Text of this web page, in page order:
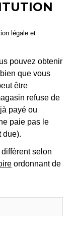
légale et
pouvez obtenir
que vous
être
refuse de
payé ou
paie pas le
due).
selon
ordonnant de